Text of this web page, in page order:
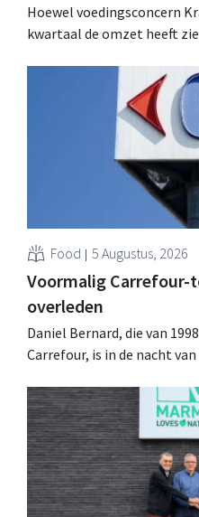
Hoewel voedingsconcern
kwartaal de omzet heeft
multinational verhoogt de
vooruitzichten.
Food 5 Augustus, 2026
Voormalig Carrefour-
overleden
Daniel Bernard, die van
Carrefour, is in de nacht
retailer, realiseerde de
toenmalig Belgisch